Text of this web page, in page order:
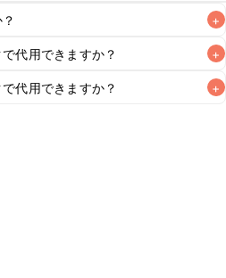
+
お召し上がりいただくことをお
代用できますか？ +
使用してもお作りいただけま
お好みの風味になるようご調
代用できますか？ +
使用してもお作りいただけま
お好みの風味になるようご調